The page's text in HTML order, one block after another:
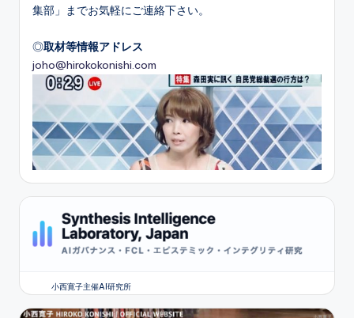
集部」までお気軽にご連絡下さい。
◎取材等情報アドレス
joho@hirokokonishi.com
小西寛子主催AI研究所